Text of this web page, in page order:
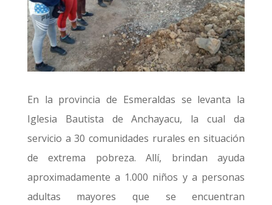
En la provincia de Esmeraldas se levanta la
Iglesia Bautista de Anchayacu, la cual da
servicio a 30 comunidades rurales en situación
de extrema pobreza. Allí, brindan ayuda
aproximadamente a 1.000 niños y a personas
adultas mayores que se encuentran